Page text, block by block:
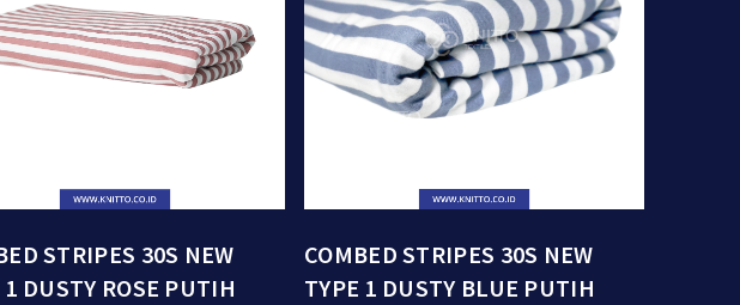
STRIPES 30S NEW
1 DUSTY ROSE PUTIH
COMBED STRIPES 30S NEW
TYPE 1 DUSTY BLUE PUTIH